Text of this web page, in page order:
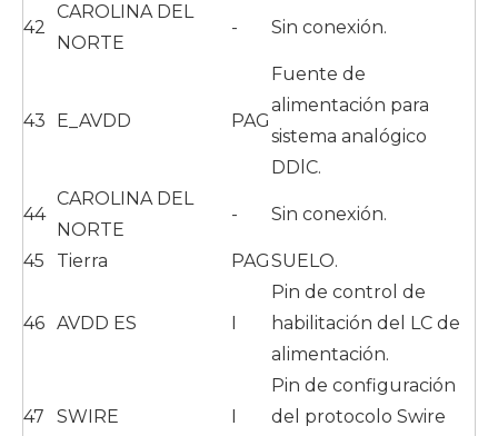
42
CAROLINA DEL
NORTE
- Sin conexión.
43 E_AVDD PAG
Fuente de
alimentación para
sistema analógico
DDlC.
44
CAROLINA DEL
NORTE
- Sin conexión.
45 Tierra PAGSUELO.
46 AVDD ES I
Pin de control de
habilitación del LC de
alimentación.
47 SWIRE I
Pin de configuración
del protocolo Swire